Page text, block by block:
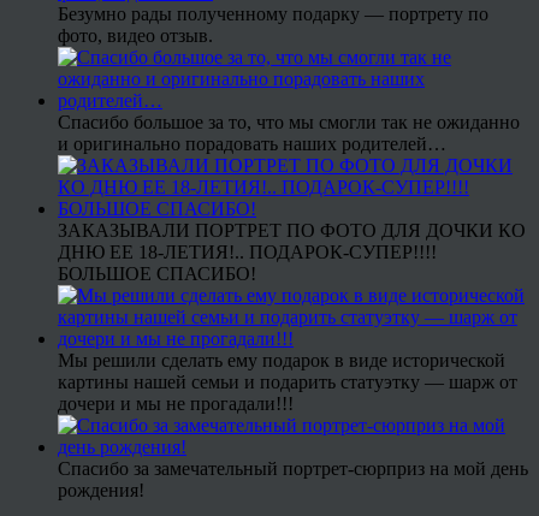
Безумно рады полученному подарку — портрету по
фото, видео отзыв.
Спасибо большое за то, что мы смогли так не ожиданно
и оригинально порадовать наших родителей…
ЗАКАЗЫВАЛИ ПОРТРЕТ ПО ФОТО ДЛЯ ДОЧКИ КО
ДНЮ ЕЕ 18-ЛЕТИЯ!.. ПОДАРОК-СУПЕР!!!!
БОЛЬШОЕ СПАСИБО!
Мы решили сделать ему подарок в виде исторической
картины нашей семьи и подарить статуэтку — шарж от
дочери и мы не прогадали!!!
Спасибо за замечательный портрет-сюрприз на мой день
рождения!